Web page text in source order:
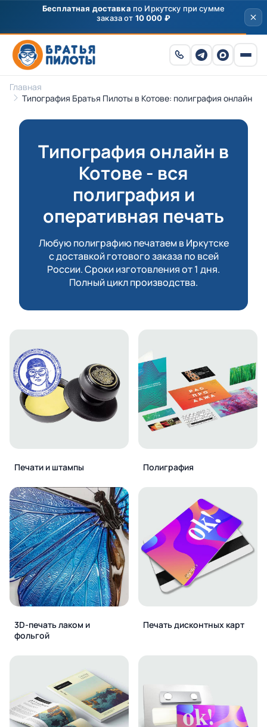
Главная
Типография Братья Пилоты в Котове: полиграфия онлайн
Типография онлайн в
Котове - вся
полиграфия и
оперативная печать
Любую полиграфию печатаем в Иркутске
с доставкой готового заказа по всей
России. Сроки изготовления от 1 дня.
Полный цикл производства.
Печати и штампы Полиграфия
3D-печать лаком и
фольгой
Печать дисконтных карт